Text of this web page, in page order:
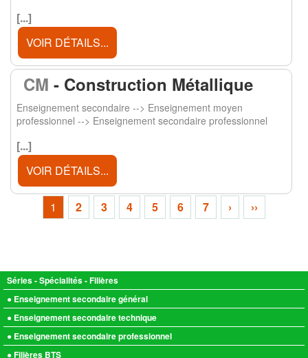
[...]
VOIR DÉTAILS...
CM - Construction Métallique
Enseignement secondaire --> Enseignement moyen
professionnel --> Enseignement secondaire professionnel
[...]
VOIR DÉTAILS...
1 2 3 4 5 6 7 › ››
Séries - Spécialités - Filières
● Enseignement secondaire général
● Enseignement secondaire technique
● Enseignement secondaire professionnel
● Filières BTS